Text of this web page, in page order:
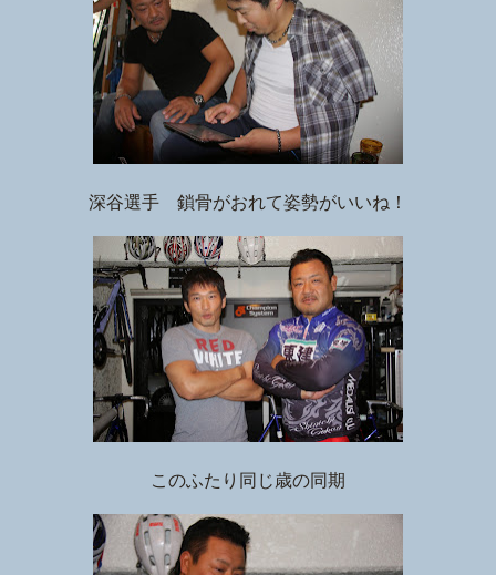
深谷選手 鎖骨がおれて姿勢がいいね！
このふたり同じ歳の同期